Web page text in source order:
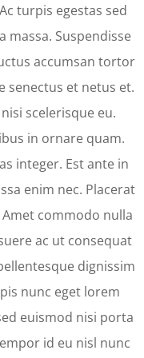
turpis egestas sed
Suspendisse
accumsan tortor
senectus et netus et.
scelerisque eu.
in ornare quam.
integer. Est ante in
enim nec. Placerat
commodo nulla
ac ut consequat
dignissim
nunc eget lorem
euismod nisi porta
id eu nisl nunc